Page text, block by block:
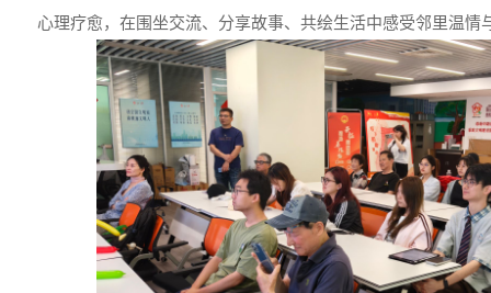
心理疗愈，在围坐交流、分享故事、共绘生活中感受邻里温情